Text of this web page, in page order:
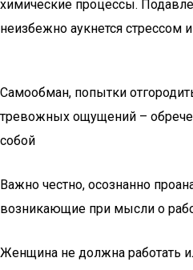
химические процессы.
неизбежно аукнется стрессом
Самообман, попытки
тревожных ощущений –
собой
Важно честно, осознанно
возникающие при мысли о
Женщина не должна работать